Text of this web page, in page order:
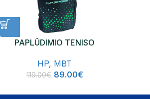
PAPLŪDIMIO TENISO
HP, MBT
119.00€ 89.00€